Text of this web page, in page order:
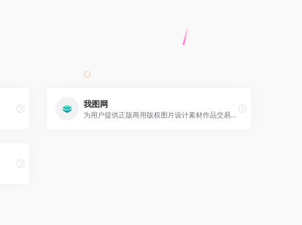
我图网
为用户提供正版商用版权图片设计素材作品交易的平台